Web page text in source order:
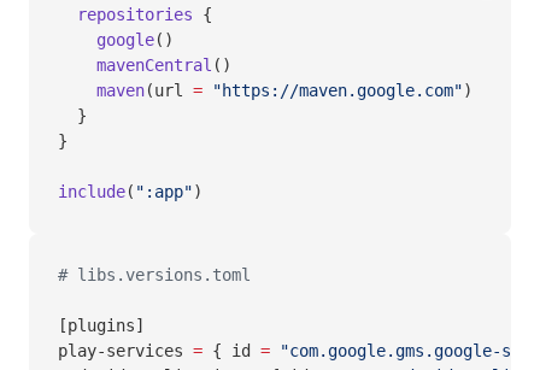
  repositories
{
    google
()
    mavenCentral
()
    maven
(url = "https://maven.google.com")
  }
}
include( ":app")
# libs.versions.toml
[plugins]
play-services = { id = "com.google.gms.google-